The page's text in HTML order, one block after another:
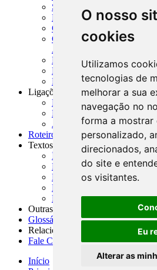
O nosso
cookies
Utilizamos
tecnologias de
melhorar a sua
navegação no
forma a mostrar
personalizado,
direcionados,
do site e
os visitantes.
Eu
Alterar as
SISORF - Manual de
MASUP - Manual de
CADOC - Catálogo de
CNAE-CONCLA -
Atividades Econômicas
PMF - Cartilhas do BCB
Manuais Auxiliares do
Resenhas Diárias
Ligações Externas
Links Úteis
Presidência da República
Agências Nacionais
Roteiros para Estudos
Textos
Índice de Textos
Editorial
Monografias
Na Imprensa
Fórum de Discussão
Outras ferramentas
Glossário
Relacionamento
Fale Conosco
Início